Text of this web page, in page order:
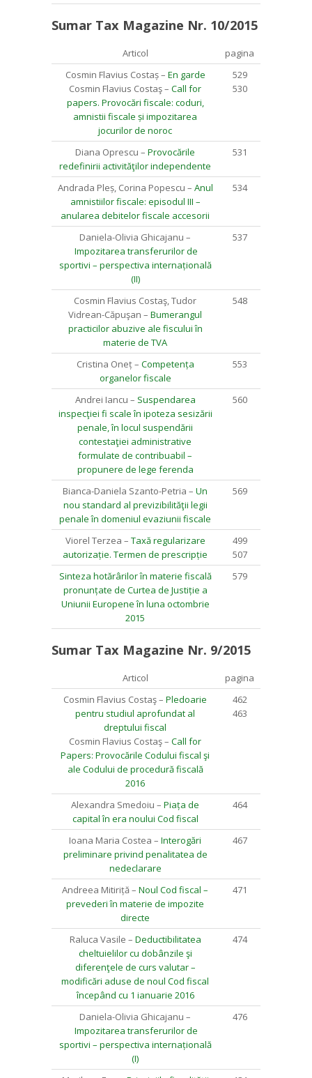
Sumar Tax Magazine Nr. 10/2015
Articol
pagina
Cosmin Flavius Costaș – En garde
Cosmin Flavius Costaş – Call for
papers. Provocări fiscale: coduri,
amnistii fiscale și impozitarea
jocurilor de noroc
529
530
Diana Oprescu – Provocările
redefinirii activităţilor independente
531
Andrada Pleș, Corina Popescu – Anul
amnistiilor fiscale: episodul III –
anularea debitelor fiscale accesorii
534
Daniela-Olivia Ghicajanu –
Impozitarea transferurilor de
sportivi – perspectiva internațională
(II)
537
Cosmin Flavius Costaş, Tudor
Vidrean-Căpuşan – Bumerangul
practicilor abuzive ale fiscului în
materie de TVA
548
Cristina Oneț – Competența
organelor fiscale
553
Andrei Iancu – Suspendarea
inspecţiei fi scale în ipoteza sesizării
penale, în locul suspendării
contestaţiei administrative
formulate de contribuabil –
propunere de lege ferenda
560
Bianca-Daniela Szanto-Petria – Un
nou standard al previzibilităţii legii
penale în domeniul evaziunii fiscale
569
Viorel Terzea – Taxă regularizare
autorizație. Termen de prescripție
499
507
Sinteza hotărârilor în materie fiscală
pronunțate de Curtea de Justiție a
Uniunii Europene în luna octombrie
2015
579
Sumar Tax Magazine Nr. 9/2015
Articol
pagina
Cosmin Flavius Costaş – Pledoarie
pentru studiul aprofundat al
dreptului fiscal
Cosmin Flavius Costaş – Call for
Papers: Provocările Codului fiscal şi
ale Codului de procedură fiscală
2016
462
463
Alexandra Smedoiu – Piața de
capital în era noului Cod fiscal
464
Ioana Maria Costea – Interogări
preliminare privind penalitatea de
nedeclarare
467
Andreea Mitiriță – Noul Cod fiscal –
prevederi în materie de impozite
directe
471
Raluca Vasile – Deductibilitatea
cheltuielilor cu dobânzile şi
diferenţele de curs valutar –
modificări aduse de noul Cod fiscal
începând cu 1 ianuarie 2016
474
Daniela-Olivia Ghicajanu –
Impozitarea transferurilor de
sportivi – perspectiva internațională
(I)
476